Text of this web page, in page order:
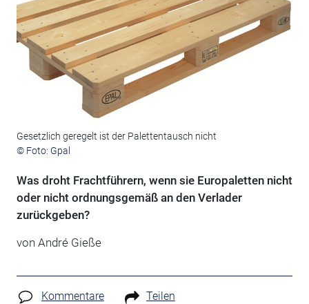
Gesetzlich geregelt ist der Palettentausch nicht
© Foto: Gpal
Was droht Frachtführern, wenn sie Europaletten nicht
oder nicht ordnungsgemäß an den Verlader
zurückgeben?
von André Gieße
Kommentare Teilen